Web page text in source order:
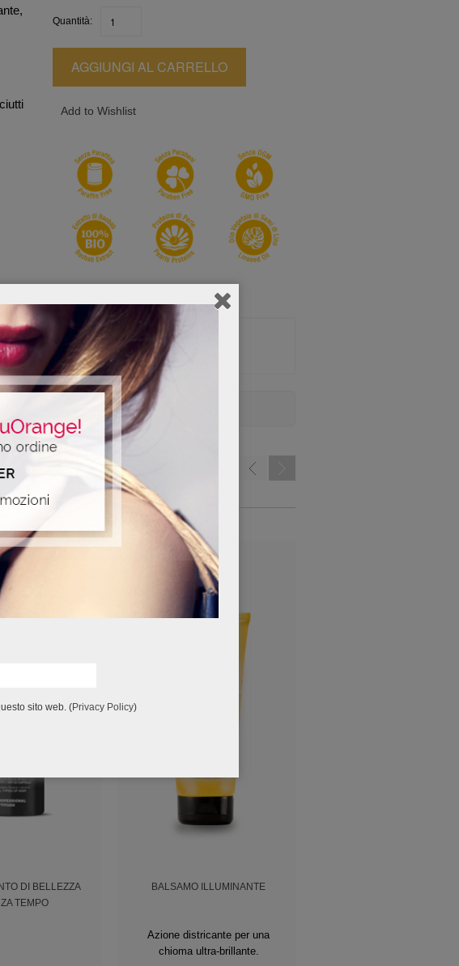
Quantità:
AGGIUNGI AL CARRELLO
Add to Wishlist
DI BELLEZZA
TEMPO
BALSAMO ILLUMINANTE
Azione districante per una
chioma ultra-brillante.
sito web. (Privacy Policy)